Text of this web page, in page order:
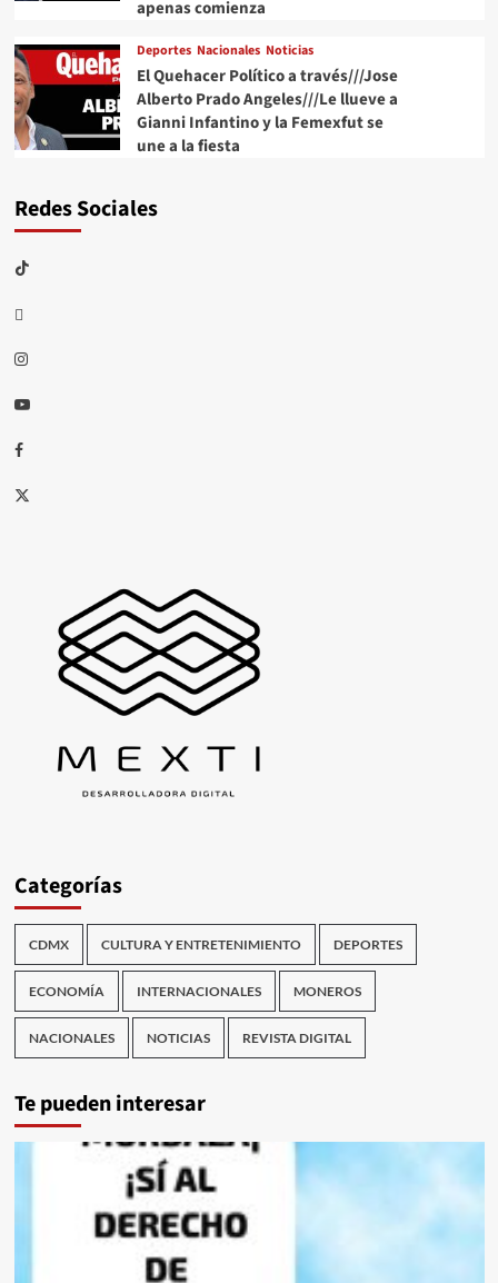
apenas comienza
Deportes Nacionales Noticias
El Quehacer Político a través///Jose
Alberto Prado Angeles///Le llueve a
Gianni Infantino y la Femexfut se
une a la fiesta
Redes Sociales
TikTok
threads
Instagram
Youtube
Facebook
X
Categorías
CDMX CULTURA Y ENTRETENIMIENTO DEPORTES
ECONOMÍA INTERNACIONALES MONEROS
NACIONALES NOTICIAS REVISTA DIGITAL
Te pueden interesar